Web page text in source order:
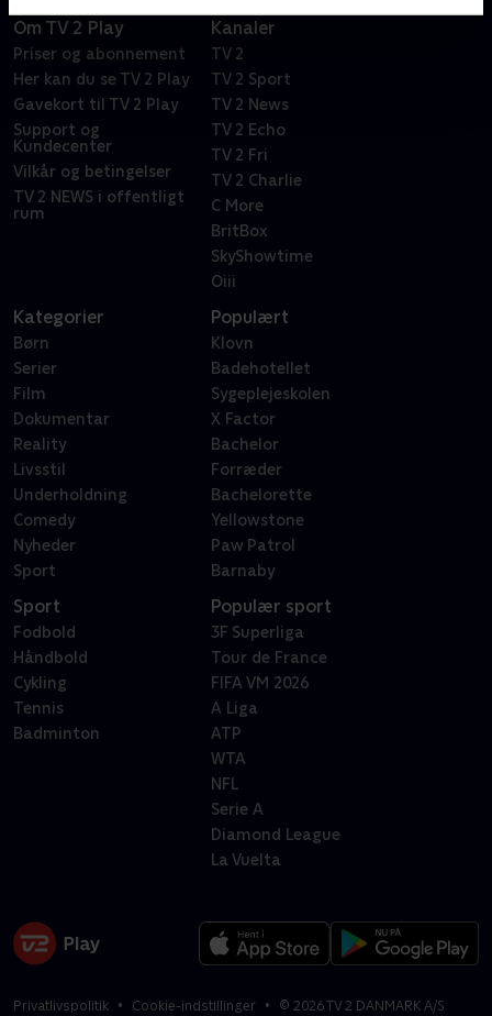
Om TV 2 Play
Priser og abonnement
Her kan du se TV 2 Play
Gavekort til TV 2 Play
Support og
Kundecenter
Vilkår og betingelser
TV 2 NEWS i offentligt
rum
Kanaler
TV 2
TV 2 Sport
TV 2 News
TV 2 Echo
TV 2 Fri
TV 2 Charlie
C More
BritBox
SkyShowtime
Oiii
Kategorier
Børn
Serier
Film
Dokumentar
Reality
Livsstil
Underholdning
Comedy
Nyheder
Sport
Populært
Klovn
Badehotellet
Sygeplejeskolen
X Factor
Bachelor
Forræder
Bachelorette
Yellowstone
Paw Patrol
Barnaby
Sport
Fodbold
Håndbold
Cykling
Tennis
Badminton
Populær sport
3F Superliga
Tour de France
FIFA VM 2026
A Liga
ATP
WTA
NFL
Serie A
Diamond League
La Vuelta
Privatlivspolitik Cookie-indstillinger © 2026TV 2 DANMARK A/S